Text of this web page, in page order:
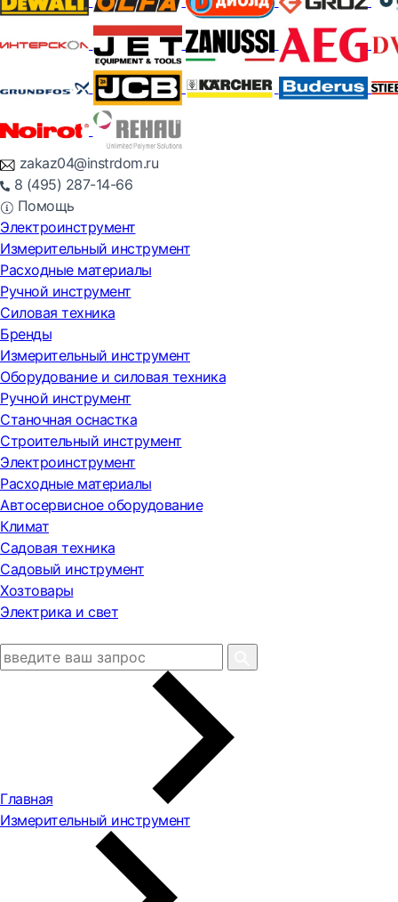
zakaz04@instrdom.ru
8 (495) 287-14-66
Помощь
Электроинструмент
Измерительный инструмент
Расходные материалы
Ручной инструмент
Силовая техника
Бренды
Измерительный инструмент
Оборудование и силовая техника
Ручной инструмент
Станочная оснастка
Строительный инструмент
Электроинструмент
Расходные материалы
Автосервисное оборудование
Климат
Садовая техника
Садовый инструмент
Хозтовары
Электрика и свет
Главная
Измерительный инструмент